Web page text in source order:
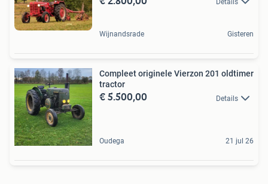
Details
Wijnandsrade Gisteren
Compleet originele Vierzon 201 oldtimer
tractor
€ 5.500,00 Details
Oudega 21 jul 26